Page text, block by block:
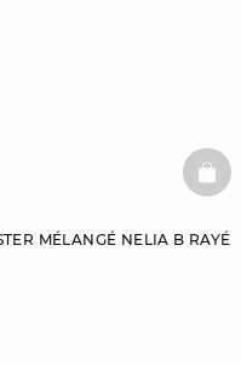
MÉLANGÉ NELIA B RAYÉ